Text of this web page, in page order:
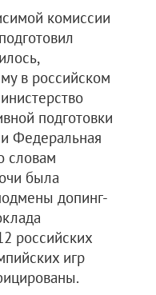
комиссии
в российском
подготовки
Федеральная
словам
была
допинг-
российских
игр